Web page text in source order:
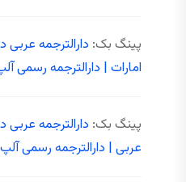
پینگ بک: دارالترجمه عربی
امارات | دارالترجمه رسمی
پینگ بک: دارالترجمه
عربی | دارالترجمه رسمی آلپ